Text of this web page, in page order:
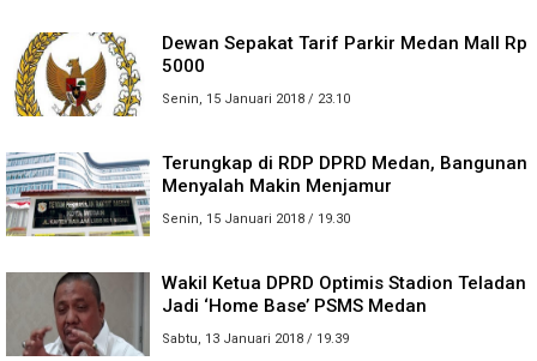
Dewan Sepakat Tarif Parkir Medan Mall Rp
5000
Senin, 15 Januari 2018 / 23.10
Terungkap di RDP DPRD Medan, Bangunan
Menyalah Makin Menjamur
Senin, 15 Januari 2018 / 19.30
Wakil Ketua DPRD Optimis Stadion Teladan
Jadi ‘Home Base’ PSMS Medan
Sabtu, 13 Januari 2018 / 19.39